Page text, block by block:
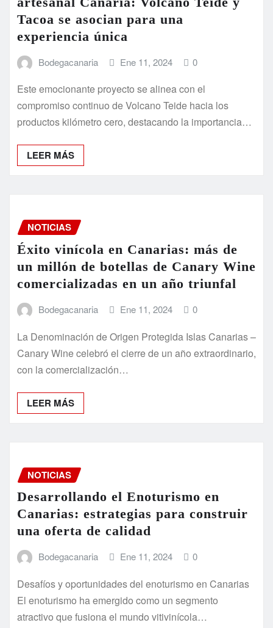
Tacoa se asocian para una
experiencia única
Bodegacanaria Ene 11, 2024 0
Este emocionante proyecto se alinea con el
compromiso continuo de Volcano Teide hacia los
productos kilómetro cero, destacando la importancia…
LEER MÁS
NOTICIAS
Éxito vinícola en Canarias: más de
un millón de botellas de Canary Wine
comercializadas en un año triunfal
Bodegacanaria Ene 11, 2024 0
La Denominación de Origen Protegida Islas Canarias –
Canary Wine celebró el cierre de un año extraordinario,
con la comercialización…
LEER MÁS
NOTICIAS
Desarrollando el Enoturismo en
Canarias: estrategias para construir
una oferta de calidad
Bodegacanaria Ene 11, 2024 0
Desafíos y oportunidades del enoturismo en Canarias
El enoturismo ha emergido como un segmento
atractivo que fusiona el mundo vitivinícola…